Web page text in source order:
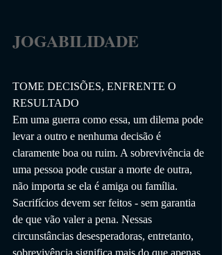
JOGABILIDADE
TOME DECISÕES, ENFRENTE O
RESULTADO
Em uma guerra como essa, um dilema pode
levar a outro e nenhuma decisão é
claramente boa ou ruim. A sobrevivência de
uma pessoa pode custar a morte de outra,
não importa se ela é amiga ou família.
Sacrifícios devem ser feitos - sem garantia
de que vão valer a pena. Nessas
circunstâncias desesperadoras, entretanto,
sobrevivência significa mais do que apenas